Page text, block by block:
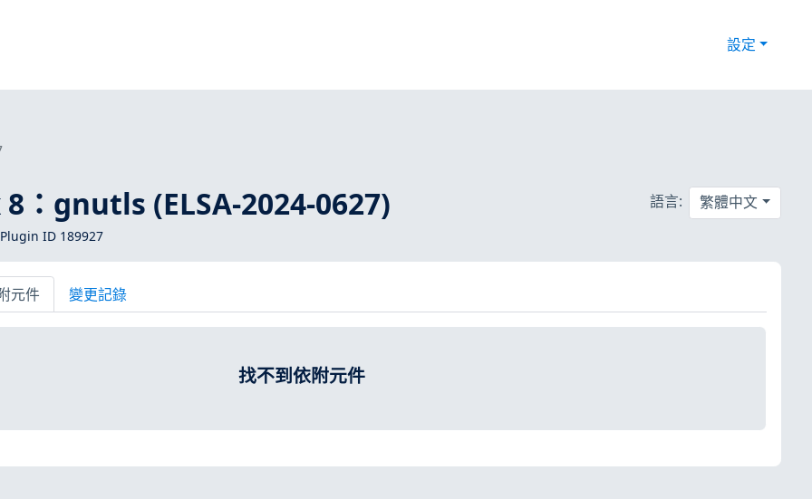
設定
：gnutls (ELSA-2024-0627)
ID 189927
語言: 繁體中文
元件 變更記錄
找不到依附元件